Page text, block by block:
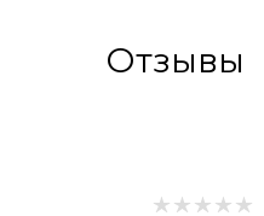
Отзывы